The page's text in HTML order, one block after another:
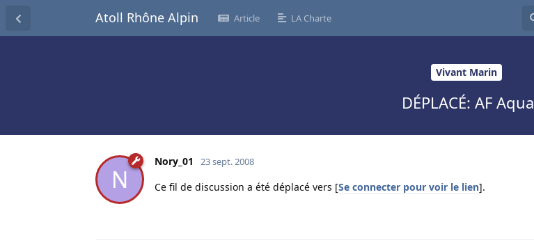
Atoll Rhône Alpin Article LA Charte
Vivant Marin
DÉPLACÉ: AF Aqua
N
Nory_01 23 sept. 2008
Ce fil de discussion a été déplacé vers [Se connecter pour voir le lien].